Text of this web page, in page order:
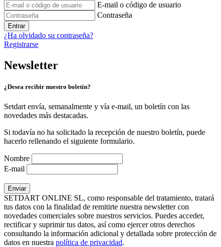
E-mail o código de usuario
Contraseña
Entrar
¿Ha olvidado su contraseña?
Registrarse
Newsletter
¿Desea recibir nuestro boletín?
Setdart envía, semanalmente y vía e-mail, un boletín con las
novedades más destacadas.
Si todavía no ha solicitado la recepción de nuestro boletín, puede
hacerlo rellenando el siguiente formulario.
Nombre
E-mail
SETDART ONLINE SL, como responsable del tratamiento, tratará
tus datos con la finalidad de remitirte nuestra newsletter con
novedades comerciales sobre nuestros servicios. Puedes acceder,
rectificar y suprimir tus datos, así como ejercer otros derechos
consultando la información adicional y detallada sobre protección de
datos en nuestra política de privacidad.